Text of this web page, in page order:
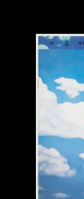
进一步筛
关于M+藏
探索世界顶